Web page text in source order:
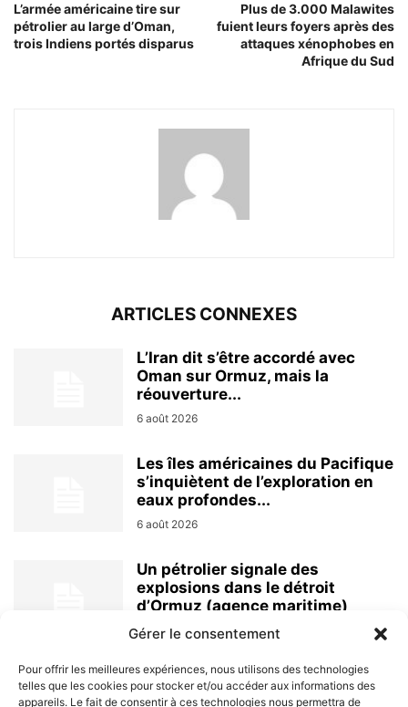
Gérer le consentement
Pour offrir les meilleures expériences, nous utilisons des technologies
telles que les cookies pour stocker et/ou accéder aux informations des
appareils. Le fait de consentir à ces technologies nous permettra de
L’armée américaine tire sur
pétrolier au large d’Oman,
trois Indiens portés disparus
Plus de 3.000 Malawites
fuient leurs foyers après des
attaques xénophobes en
Afrique du Sud
ARTICLES CONNEXES
L’Iran dit s’être accordé avec
Oman sur Ormuz, mais la
réouverture...
6 août 2026
Les îles américaines du Pacifique
s’inquiètent de l’exploration en
eaux profondes...
6 août 2026
Un pétrolier signale des
explosions dans le détroit
d’Ormuz (agence maritime)
6 août 2026